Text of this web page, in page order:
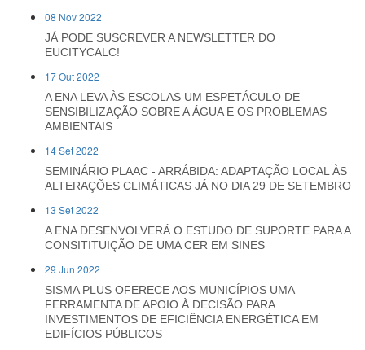
08 Nov 2022
JÁ PODE SUSCREVER A NEWSLETTER DO
EUCITYCALC!
17 Out 2022
A ENA LEVA ÀS ESCOLAS UM ESPETÁCULO DE
SENSIBILIZAÇÃO SOBRE A ÁGUA E OS PROBLEMAS
AMBIENTAIS
14 Set 2022
SEMINÁRIO PLAAC - ARRÁBIDA: ADAPTAÇÃO LOCAL ÀS
ALTERAÇÕES CLIMÁTICAS JÁ NO DIA 29 DE SETEMBRO
13 Set 2022
A ENA DESENVOLVERÁ O ESTUDO DE SUPORTE PARA A
CONSITITUIÇÃO DE UMA CER EM SINES
29 Jun 2022
SISMA PLUS OFERECE AOS MUNICÍPIOS UMA
FERRAMENTA DE APOIO À DECISÃO PARA
INVESTIMENTOS DE EFICIÊNCIA ENERGÉTICA EM
EDIFÍCIOS PÚBLICOS